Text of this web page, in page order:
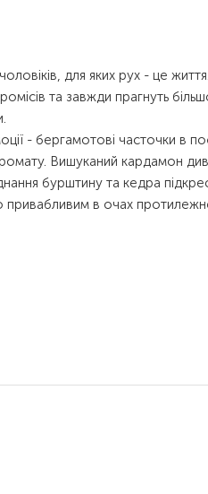
для яких рух - це
та завжди прагнуть
- бергамотові часточки в
Вишуканий кардамон
бурштину та кедра
в очах